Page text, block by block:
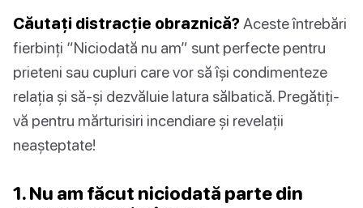
Căutați distracție obraznică?Aceste întrebări
fierbinți “Niciodată nu am” sunt perfecte pentru
prieteni sau cupluri care vor să își condimenteze
relația și să-și dezvăluie latura sălbatică. Pregătiți-
vă pentru mărturisiri incendiare și revelații
neașteptate!
1. Nu am făcut niciodată parte din